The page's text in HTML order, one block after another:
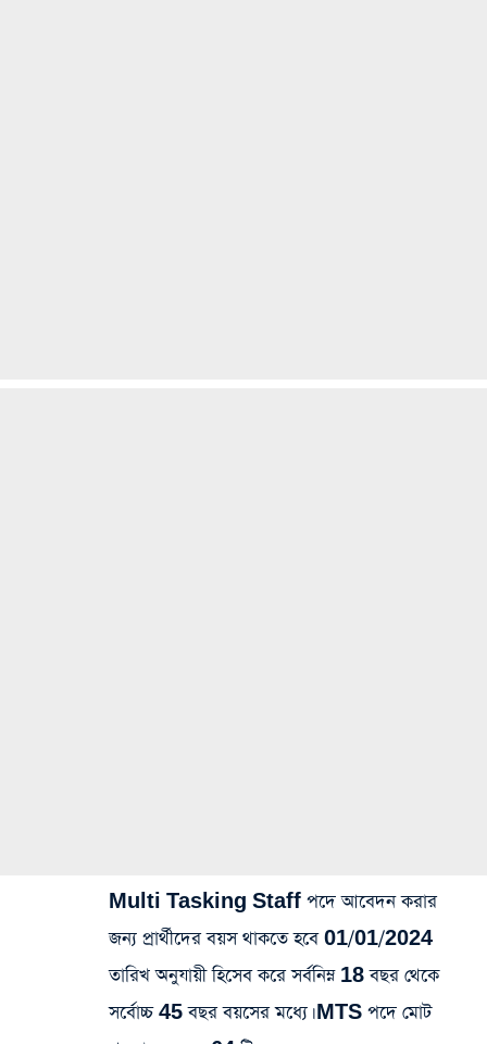
Multi Tasking Staff পদে আবেদন করার
জন্য প্রার্থীদের বয়স থাকতে হবে 01/01/2024
তারিখ অনুযায়ী হিসেব করে সর্বনিম্ন 18 বছর থেকে
সর্বোচ্চ 45 বছর বয়সের মধ্যে। MTS পদে মোট